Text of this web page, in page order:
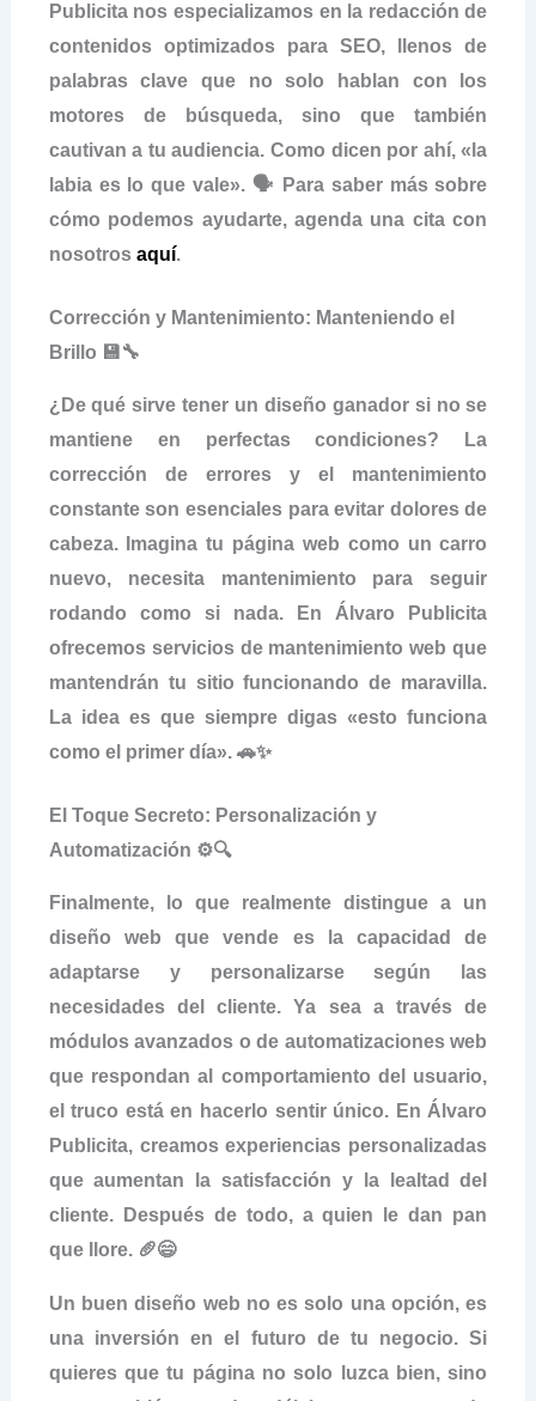
Publicita nos especializamos en la redacción de
contenidos optimizados para SEO, llenos de
palabras clave que no solo hablan con los
motores de búsqueda, sino que también
cautivan a tu audiencia. Como dicen por ahí, «la
labia es lo que vale». 🗣️ Para saber más sobre
cómo podemos ayudarte, agenda una cita con
nosotros aquí.
Corrección y Mantenimiento: Manteniendo el
Brillo 💾🔧
¿De qué sirve tener un diseño ganador si no se
mantiene en perfectas condiciones? La
corrección de errores y el mantenimiento
constante son esenciales para evitar dolores de
cabeza. Imagina tu página web como un carro
nuevo, necesita mantenimiento para seguir
rodando como si nada. En Álvaro Publicita
ofrecemos servicios de mantenimiento web que
mantendrán tu sitio funcionando de maravilla.
La idea es que siempre digas «esto funciona
como el primer día». 🚗✨
El Toque Secreto: Personalización y
Automatización ⚙️🔍
Finalmente, lo que realmente distingue a un
diseño web que vende es la capacidad de
adaptarse y personalizarse según las
necesidades del cliente. Ya sea a través de
módulos avanzados o de automatizaciones web
que respondan al comportamiento del usuario,
el truco está en hacerlo sentir único. En Álvaro
Publicita, creamos experiencias personalizadas
que aumentan la satisfacción y la lealtad del
cliente. Después de todo, a quien le dan pan
que llore. 🥖😄
Un buen diseño web no es solo una opción, es
una inversión en el futuro de tu negocio. Si
quieres que tu página no solo luzca bien, sino